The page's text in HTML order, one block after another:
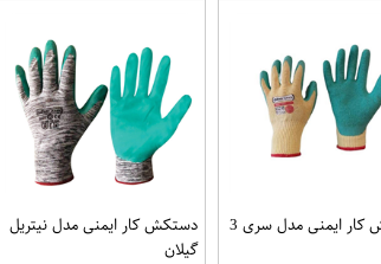
دستکش کار ایمنی مدل سری 3
دستکش کار ایمنی مدل نیتریل
گیلان